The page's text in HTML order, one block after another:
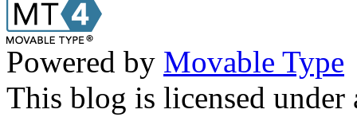
Powered by Movable Type
This blog is licensed under